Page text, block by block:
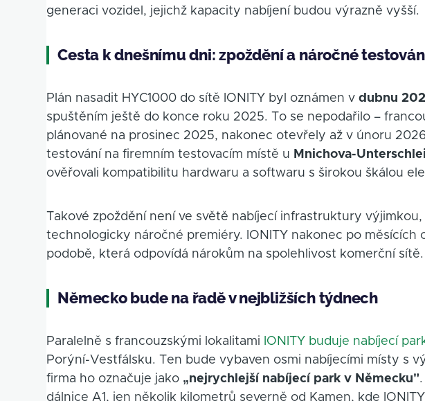
generaci vozidel, jejichž kapacity nabíjení budou výrazně vyšší.
Cesta k dnešnímu dni: zpoždění a náročné
Plán nasadit HYC1000 do sítě IONITY byl oznámen vdubnu
spuštěním ještě do konce roku 2025. To se nepodařilo –
plánované na prosinec 2025, nakonec otevřely až v únoru
testování na firemním testovacím místě u Mnichova-
ověřovali kompatibilitu hardwaru a softwaru s širokou škálou
Takové zpoždění není ve světě nabíjecí infrastruktury
technologicky náročné premiéry. IONITY nakonec po měsících
podobě, která odpovídá nárokům na spolehlivost komerční sítě.
Německo bude na řadě v nejbližších týdnech
Paralelně s francouzskými lokalitami IONITY buduje nabíjecí
Porýní-Vestfálsku. Ten bude vybaven osmi nabíjecími místy s
firma ho označuje jako „nejrychlejší nabíjecí park v Německu"
dálnice A1, jen několik kilometrů severně od Kamen, kde